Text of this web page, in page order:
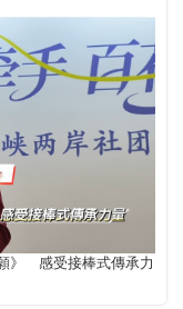
》 感受接棒式傳承力